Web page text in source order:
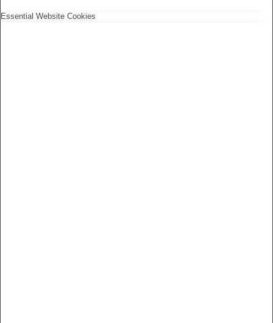
Essential Website Cookies